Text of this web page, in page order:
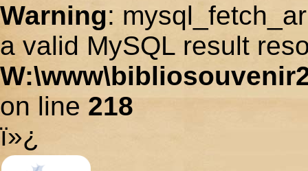
Warning:
a valid MySQL result
on line 218
ï»¿